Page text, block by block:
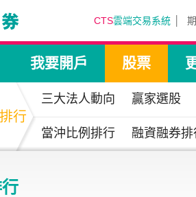
CTS雲端交易系統
我要開戶 股票
行
三大法人動向 贏家選股
當沖比例排行 融資融券排